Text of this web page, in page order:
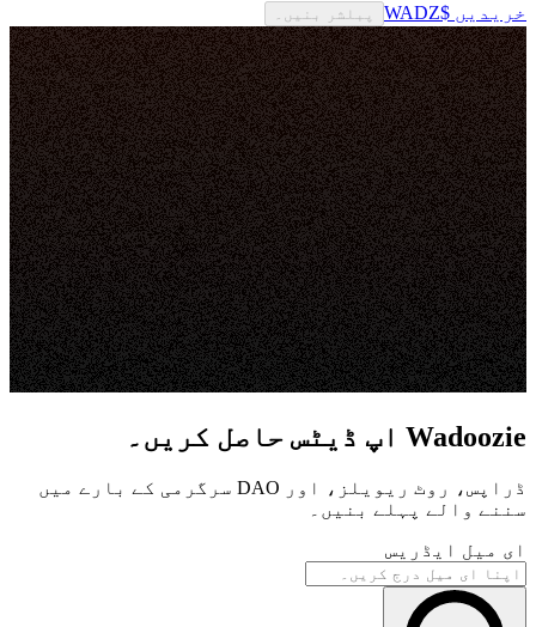
خریدیں $WADZ پبلشر بنیں۔
Wadoozie اپ ڈیٹس حاصل کریں۔
ڈراپس، روٹ ریویلز، اور DAO سرگرمی کے بارے میں
سننے والے پہلے بنیں۔
ای میل ایڈریس